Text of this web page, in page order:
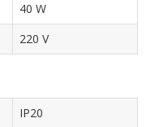
40 W
220 V
IP20